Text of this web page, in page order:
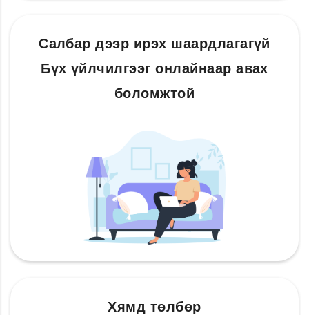
Салбар дээр ирэх шаардлагагүй
Бүх үйлчилгээг онлайнаар авах
боломжтой
Хямд төлбөр